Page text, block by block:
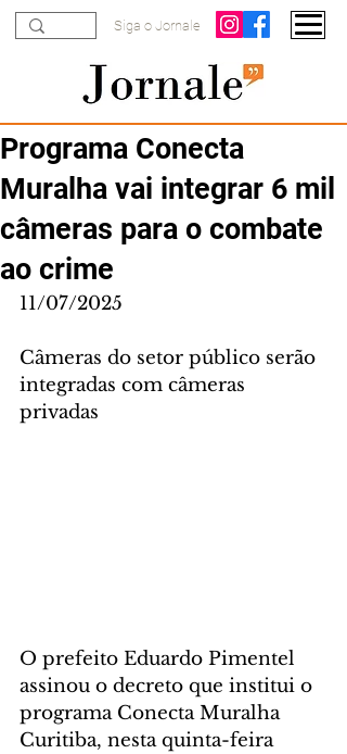
Siga o Jornale
Programa Conecta
Muralha vai integrar 6 mil
câmeras para o combate
ao crime
11/07/2025
Câmeras do setor público serão
integradas com câmeras
privadas
O prefeito Eduardo Pimentel
assinou o decreto que institui o
programa Conecta Muralha
Curitiba, nesta quinta-feira